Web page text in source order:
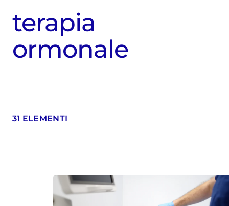
terapia
ormonale
31 ELEMENTI